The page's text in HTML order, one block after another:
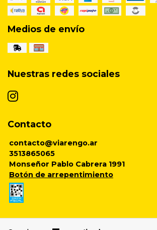
Medios de envío
Nuestras redes sociales
Contacto
contacto@viarengo.ar
3513865065
Monseñor Pablo Cabrera 1991
Botón de arrepentimiento